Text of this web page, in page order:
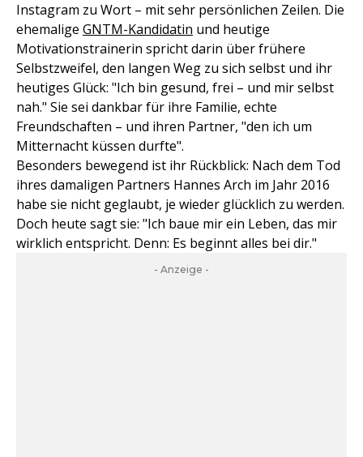
Instagram zu Wort – mit sehr persönlichen Zeilen. Die
ehemalige GNTM-Kandidatin und heutige
Motivationstrainerin spricht darin über frühere
Selbstzweifel, den langen Weg zu sich selbst und ihr
heutiges Glück: "Ich bin gesund, frei – und mir selbst
nah." Sie sei dankbar für ihre Familie, echte
Freundschaften – und ihren Partner, "den ich um
Mitternacht küssen durfte".
Besonders bewegend ist ihr Rückblick: Nach dem Tod
ihres damaligen Partners Hannes Arch im Jahr 2016
habe sie nicht geglaubt, je wieder glücklich zu werden.
Doch heute sagt sie: "Ich baue mir ein Leben, das mir
wirklich entspricht. Denn: Es beginnt alles bei dir."
- Anzeige -